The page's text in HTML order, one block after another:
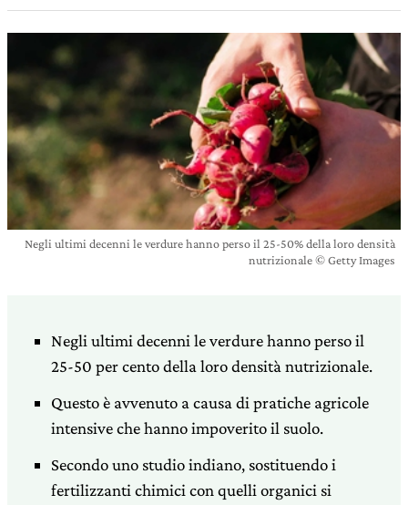
Negli ultimi decenni le verdure hanno perso il 25-50% della loro densità
nutrizionale © Getty Images
Negli ultimi decenni le verdure hanno perso il
25-50 per cento della loro densità nutrizionale.
Questo è avvenuto a causa di pratiche agricole
intensive che hanno impoverito il suolo.
Secondo uno studio indiano, sostituendo i
fertilizzanti chimici con quelli organici si